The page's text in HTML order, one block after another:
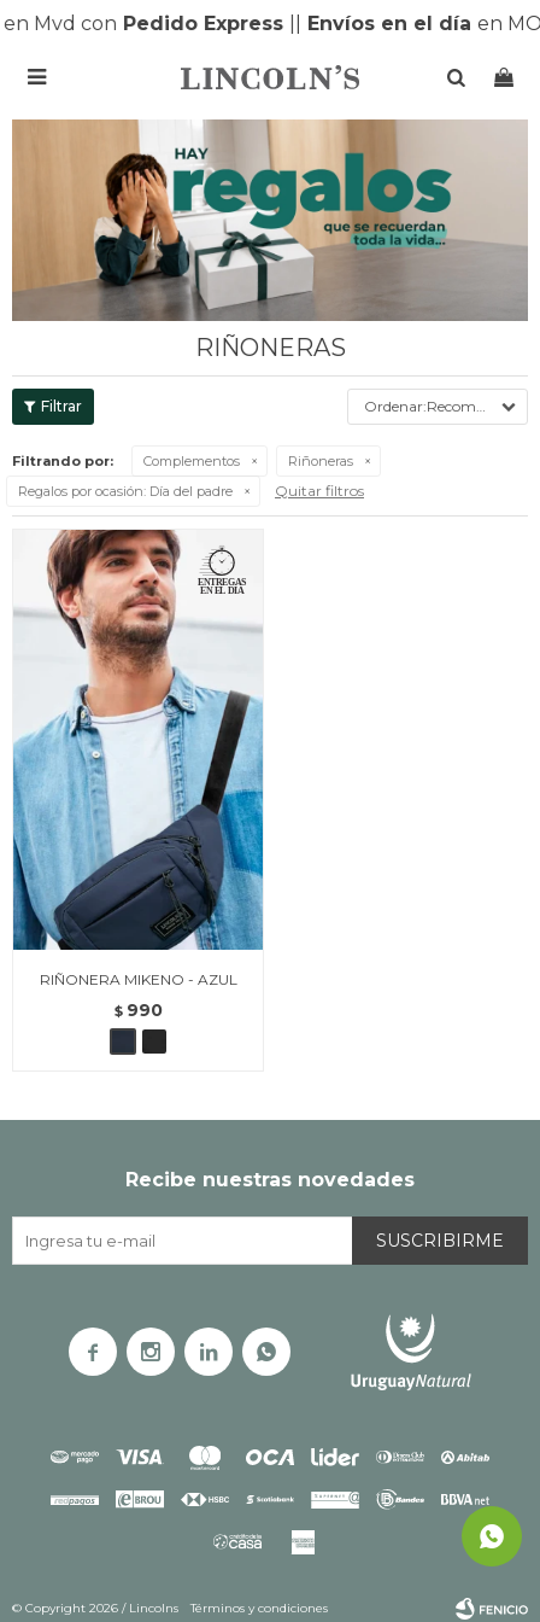
Mvd conPedido Express| Envíos en el díaen

RIÑONERAS
Recomendados
Filtrando por: Complementos
Riñoneras
Regalos por ocasión: Día del padre Quitar filtros
RIÑONERA MIKENO - AZUL
$ 990
Recibe nuestras novedades
SUSCRIBIRME
   
© Copyright 2026 / Lincolns Términos y condiciones